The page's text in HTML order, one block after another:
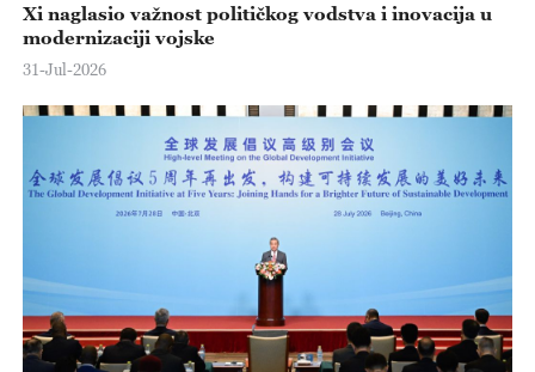
Xi naglasio važnost političkog vodstva i inovacija u
modernizaciji vojske
31-Jul-2026